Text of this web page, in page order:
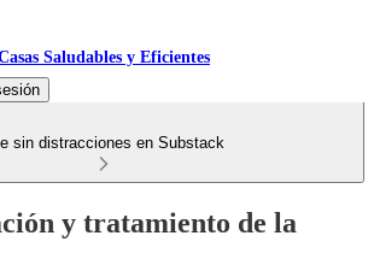
Saludables y Eficientes
sin distracciones en Substack
y tratamiento de la